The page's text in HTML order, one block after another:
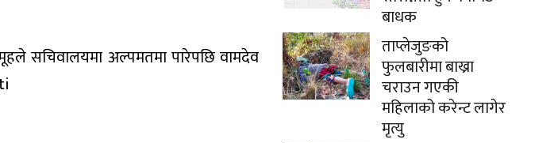
सचिवालयमा अल्पमतमा पारेपछि वामदेव
बाधक
ताप्लेजुङको
फुलबारीमा बाख्रा
चराउन गएकी
महिलाको करेन्ट लागेर
मृत्यु